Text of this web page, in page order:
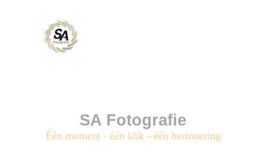
SA Fotografie
Één moment - één klik - één herinnering